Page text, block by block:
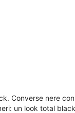
Converse nere
un look total